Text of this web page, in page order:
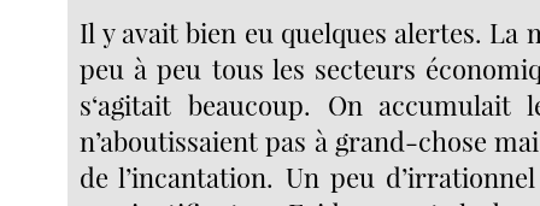
Il y avait bien eu quelques alertes. La
peu à peu tous les secteurs
s‘agitait beaucoup. On accumulait
n’aboutissaient pas à grand-chose
de l’incantation. Un peu